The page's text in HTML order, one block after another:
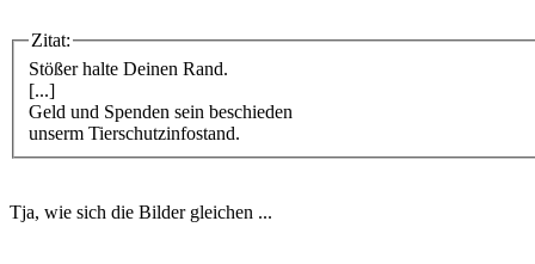
Zitat:
Stößer halte Deinen Rand.
[...]
Geld und Spenden sein beschieden
unserm Tierschutzinfostand.
Tja, wie sich die Bilder gleichen ...